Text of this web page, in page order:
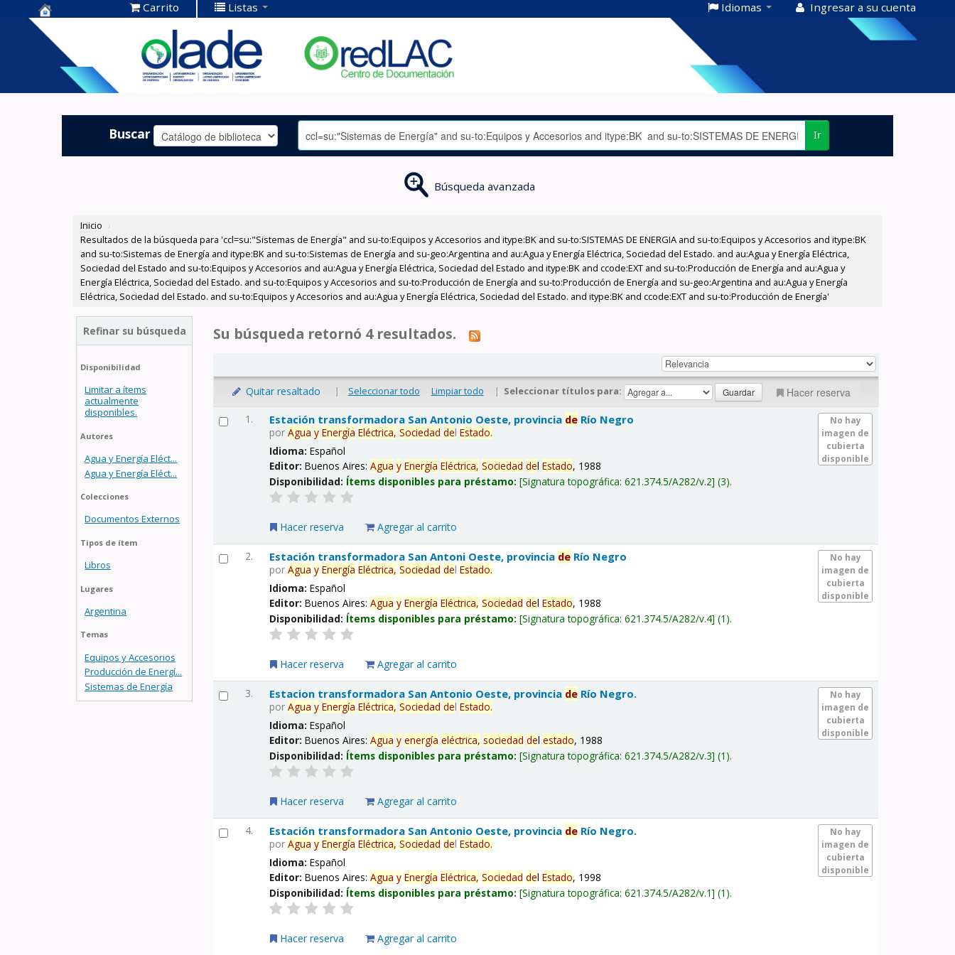
Centro de
Documentación
OLADE -
Carrito Listas Idiomas Ingresar a su cuenta
Buscar Ir
Búsqueda avanzada
Inicio ›
Resultados de la búsqueda para 'ccl=su:"Sistemas de Energía" and su-to:Equipos y Accesorios and itype:BK and su-to:SISTEMAS DE ENERGIA and su-to:Equipos y Accesorios and itype:BK
and su-to:Sistemas de Energía and itype:BK and su-to:Sistemas de Energía and su-geo:Argentina and au:Agua y Energía Eléctrica, Sociedad del Estado. and au:Agua y Energía Eléctrica,
Sociedad del Estado and su-to:Equipos y Accesorios and au:Agua y Energía Eléctrica, Sociedad del Estado and itype:BK and ccode:EXT and su-to:Producción de Energía and au:Agua y
Energía Eléctrica, Sociedad del Estado. and su-to:Equipos y Accesorios and su-to:Producción de Energía and su-to:Producción de Energía and su-geo:Argentina and au:Agua y Energía
Eléctrica, Sociedad del Estado. and su-to:Equipos y Accesorios and au:Agua y Energía Eléctrica, Sociedad del Estado. and itype:BK and ccode:EXT and su-to:Producción de Energía'
Refinar su búsqueda
Disponibilidad
Limitar a ítems
actualmente
disponibles.
Autores
Agua y Energía Eléct...
Agua y Energía Eléct...
Colecciones
Documentos Externos
Tipos de ítem
Libros
Lugares
Argentina
Temas
Equipos y Accesorios
Producción de Energí...
Sistemas de Energía
Su búsqueda retornó 4 resultados.
Quitar resaltado | Seleccionar todo Limpiar todo | Seleccionar títulos para: Hacer reserva
1.
No hay
imagen de
cubierta
disponible
Estación transformadora San Antonio Oeste, provincia de Río Negro
porAgua y Energía Eléctrica, Sociedad delEstado.
Idioma:Español
Editor:Buenos Aires:Agua y Energía Eléctrica, Sociedad delEstado, 1988
Disponibilidad: Ítems disponibles para préstamo: Signatura topográfica:621.374.5/A282/v.2 (3).
Hacer reserva Agregar al carrito
2.
No hay
imagen de
cubierta
disponible
Estación transformadora San Antoni Oeste, provincia de Río Negro
porAgua y Energía Eléctrica, Sociedad delEstado.
Idioma:Español
Editor:Buenos Aires:Agua y Energía Eléctrica, Sociedad delEstado, 1988
Disponibilidad: Ítems disponibles para préstamo: Signatura topográfica:621.374.5/A282/v.4 (1).
Hacer reserva Agregar al carrito
3.
No hay
imagen de
cubierta
disponible
Estacion transformadora San Antonio Oeste, provincia de Río Negro.
porAgua y Energía Eléctrica, Sociedad delEstado.
Idioma:Español
Editor:Buenos Aires:Agua y energía eléctrica, sociedad delestado, 1988
Disponibilidad: Ítems disponibles para préstamo: Signatura topográfica:621.374.5/A282/v.3 (1).
Hacer reserva Agregar al carrito
4.
No hay
imagen de
cubierta
disponible
Estación transformadora San Antonio Oeste, provincia de Río Negro.
porAgua y Energía Eléctrica, Sociedad delEstado.
Idioma:Español
Editor:Buenos Aires:Agua y Energía Eléctrica, Sociedad delEstado, 1998
Disponibilidad: Ítems disponibles para préstamo: Signatura topográfica:621.374.5/A282/v.1 (1).
Hacer reserva Agregar al carrito